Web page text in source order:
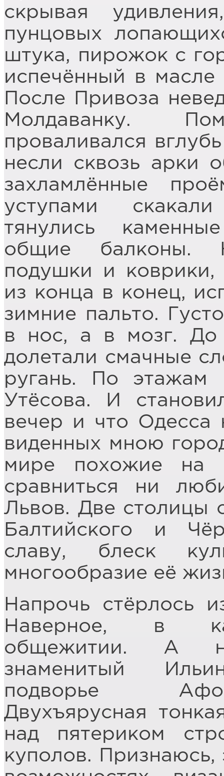
скрывая
пунцовых
штука, пирожок с
испечённый в
После Привоза
Молдаванку.
проваливался
несли сквозь арки
захламлённые
уступами
тянулись
общие балконы.
подушки и коврики,
из конца в конец,
зимние пальто.
в нос, а в мозг. До
долетали смачные
ругань. По этажам
Утёсова. И
вечер и что
виденных мною
мире похожие
сравниться ни
Львов. Две столицы
Балтийского и
славу, блеск
многообразие её
Напрочь стёрлось
Наверное, в
общежитии. А
знаменитый
подворье
Двухъярусная
над пятериком
куполов. Признаюсь,